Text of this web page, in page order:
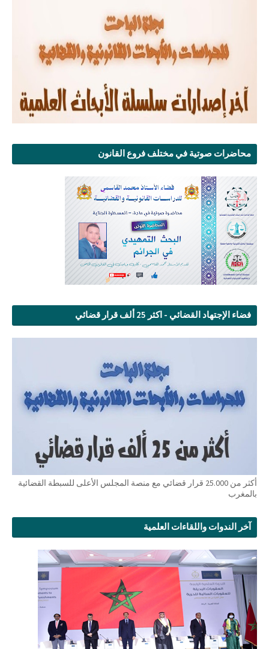
محاضرات صوتية في مختلف فروع القانون
فضاء الإجتهاد القضائي - اكثر 25 ألف قرار قضائي
أكثر من 25.000 قرار قضائي مع منصة المجلس الأعلى للسبطة القضائية
بالمغرب
آخر الندوات واللقاءات العلمية